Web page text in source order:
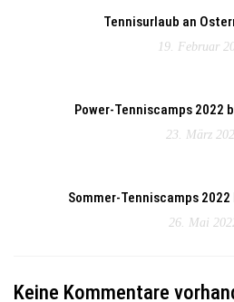
Tennisurlaub an
19. Februar
Power-Tenniscamps 2022
23. März
Sommer-Tenniscamps 2022
26. Mai
Keine Kommentare